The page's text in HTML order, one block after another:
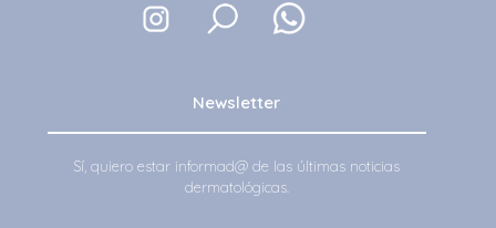
Newsletter
Sí, quiero estar informad@ de las últimas noticias
dermatológicas.